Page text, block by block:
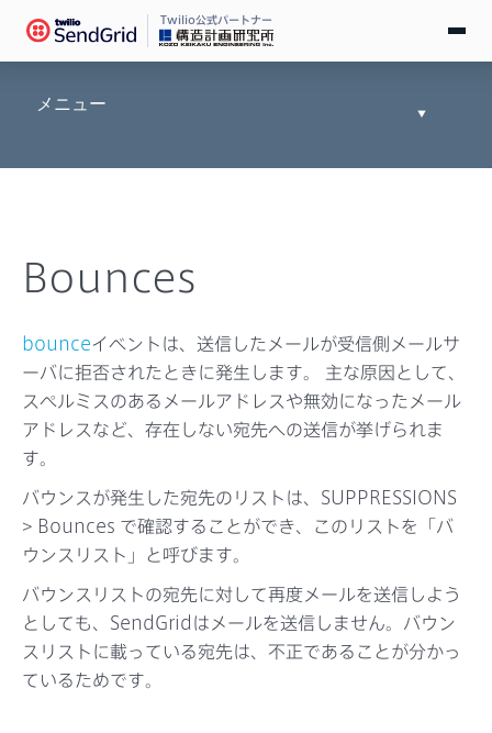
Twilio公式パートナー
料金
導入事例
お役立ち情報
ドキュメント
サポート
メニュー
Toggle
Bounces
bounceイベントは、送信したメールが受信側メールサ
ーバに拒否されたときに発生します。 主な原因として、
スペルミスのあるメールアドレスや無効になったメール
アドレスなど、存在しない宛先への送信が挙げられま
す。
バウンスが発生した宛先のリストは、SUPPRESSIONS
> Bounces で確認することができ、このリストを「バ
ウンスリスト」と呼びます。
バウンスリストの宛先に対して再度メールを送信しよう
としても、SendGridはメールを送信しません。バウン
スリストに載っている宛先は、不正であることが分かっ
ているためです。